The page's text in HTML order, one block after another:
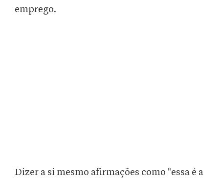
emprego.
Dizer a si mesmo afirmações como "essa é a